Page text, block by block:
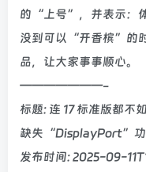
的“上号”，并表示：
没到可以“开香槟”的
品，让大家事事顺心。
———————-
标题: 连 17 标准版都不
缺失“DisplayPort”
发布时间: 2025-09-